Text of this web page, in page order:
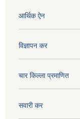
आर्थिक ऐन
विज्ञापन कर
चार किल्ला प्रमाणित
सवारी कर